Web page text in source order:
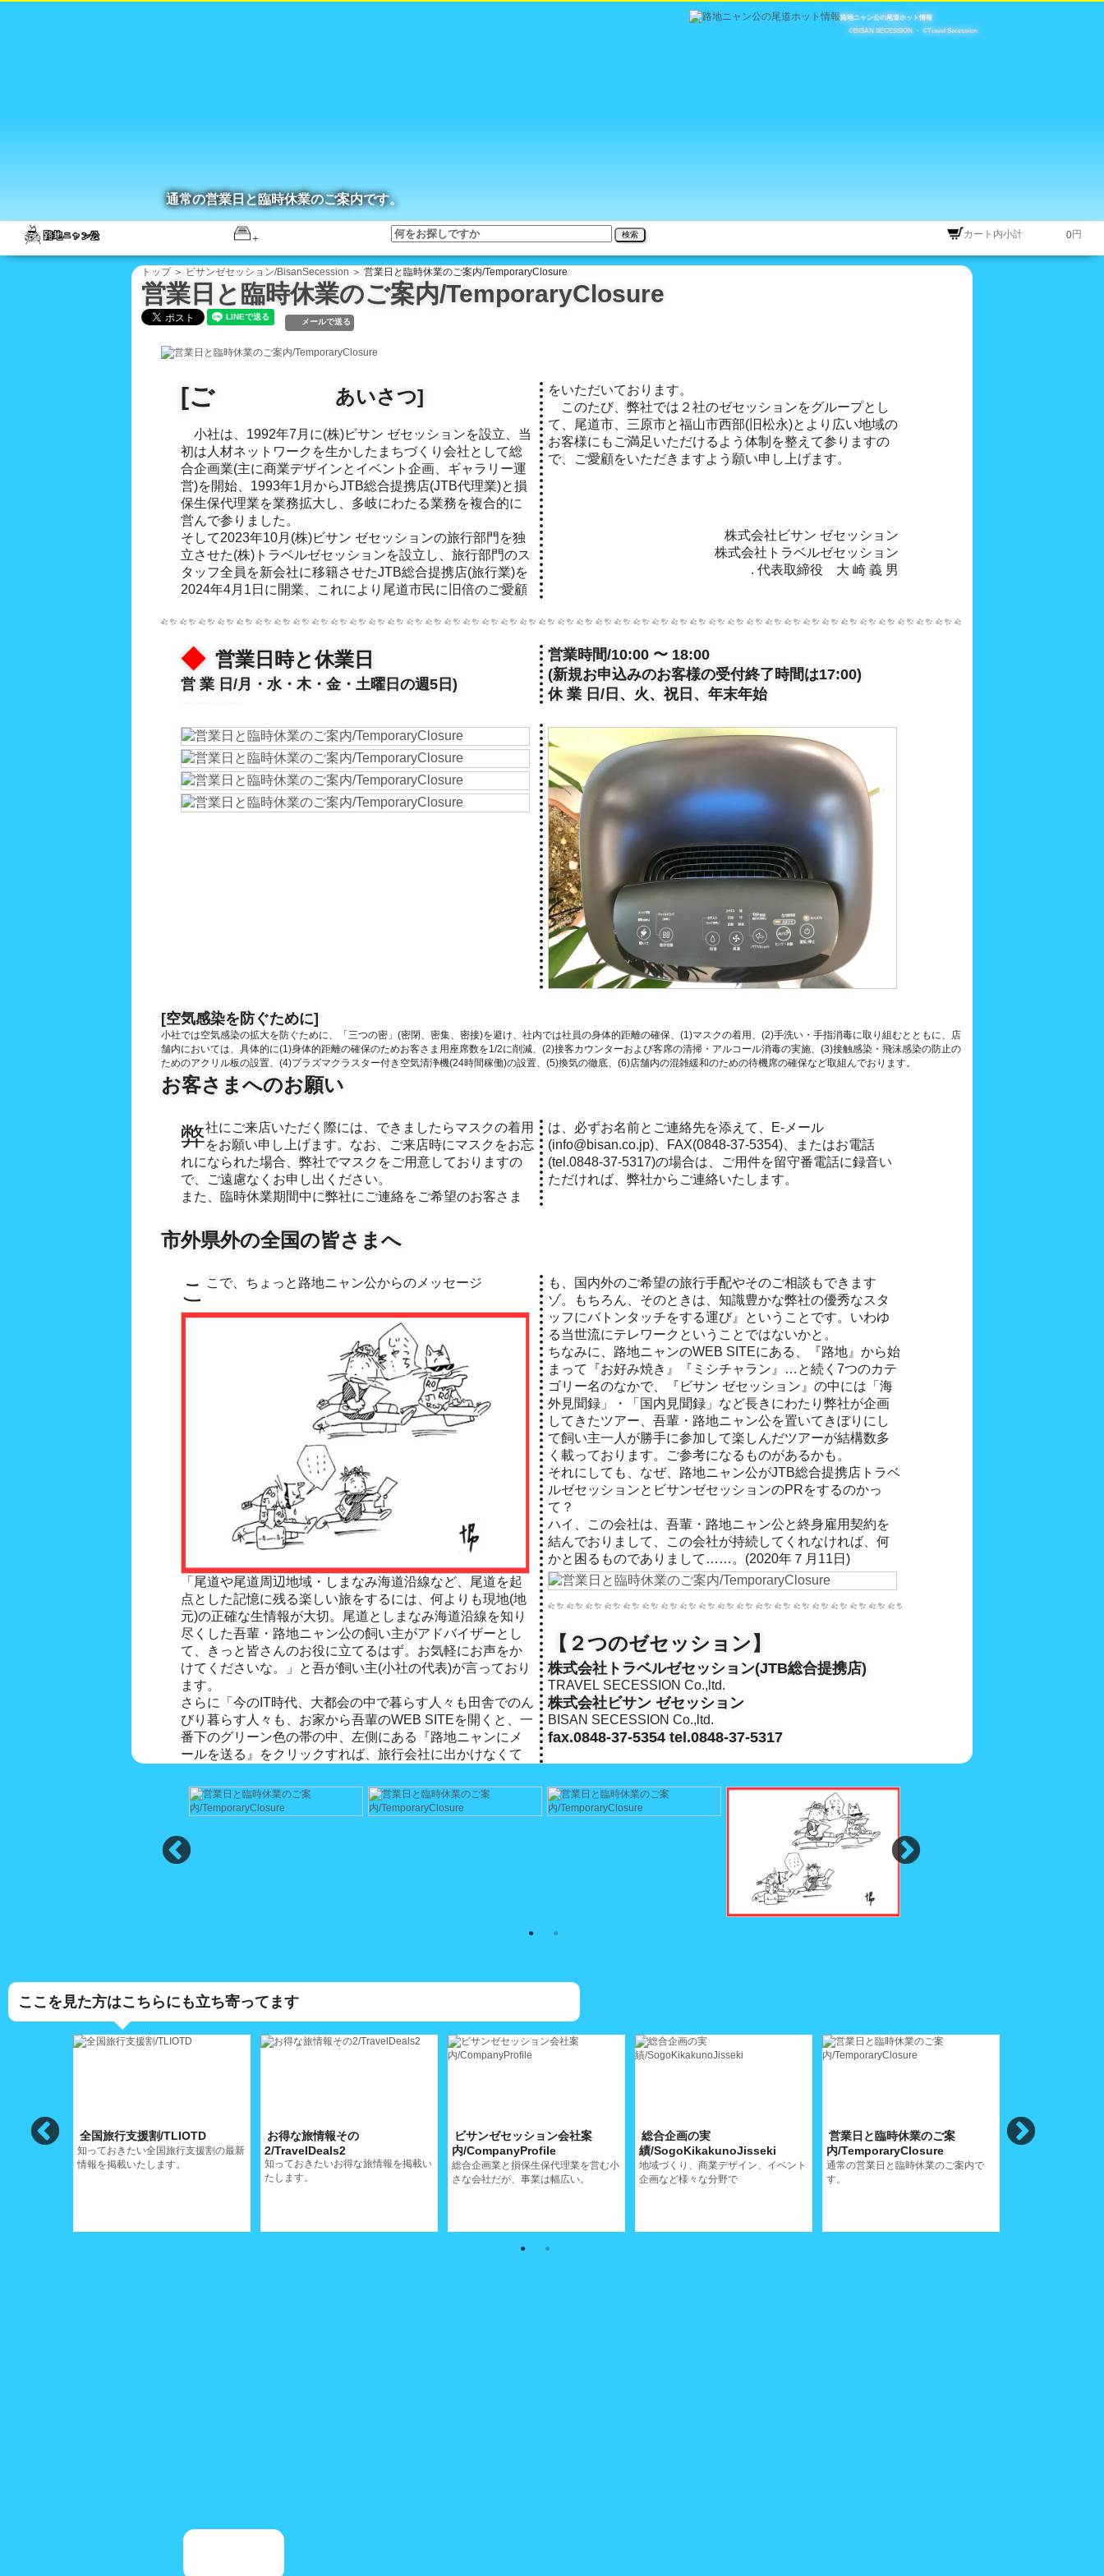
路地ニャン公の尾道ホット情報
©BISAN SECESSION
・ ©Travel Secession
検索 カート内小計 円
通常の営業日と臨時休業のご案内です。
トップ＞ ビサンゼセッション/BisanSecession ＞ 営業日と臨時休業のご案内/TemporaryClosure
営業日と臨時休業のご案内/TemporaryClosure
メールで送る
[ご あいさつ]
小社は、1992年7月に(株)ビサン ゼセッションを設立、当
初は人材ネットワークを生かしたまちづくり会社として総
合企画業(主に商業デザインとイベント企画、ギャラリー運
営)を開始、1993年1月からJTB総合提携店(JTB代理業)と損
保生保代理業を業務拡大し、多岐にわたる業務を複合的に
営んで参りました。
そして2023年10月(株)ビサン ゼセッションの旅行部門を独
立させた(株)トラベルゼセッションを設立し、旅行部門のス
タッフ全員を新会社に移籍させたJTB総合提携店(旅行業)を
2024年4月1日に開業、これにより尾道市民に旧倍のご愛顧
をいただいております。
このたび、弊社では２社のゼセッションをグループとし
て、尾道市、三原市と福山市西部(旧松永)とより広い地域の
お客様にもご満足いただけるよう体制を整えて参りますの
で、ご愛顧をいただきますよう願い申し上げます。
株式会社ビサン ゼセッション
株式会社トラベルゼセッション
. 代表取締役 大 崎 義 男
◆ 営業日時と休業日
営 業 日/月・水・木・金・土曜日の週5日)
営業時間/10:00 〜 18:00
(新規お申込みのお客様の受付終了時間は17:00)
休 業 日/日、火、祝日、年末年始
[空気感染を防ぐために]
小社では空気感染の拡大を防ぐために、「三つの密」(密閉、密集、密接)を避け、社内では社員の身体的距離の確保、(1)マスクの着用、(2)手洗い・手指消毒に取り組むとともに、店
舗内においては、具体的に(1)身体的距離の確保のためお客さま用座席数を1/2に削減、(2)接客カウンターおよび客席の清掃・アルコール消毒の実施、(3)接触感染・飛沫感染の防止の
ためのアクリル板の設置、(4)プラズマクラスター付き空気清浄機(24時間稼働)の設置、(5)換気の徹底、(6)店舗内の混雑緩和のための待機席の確保など取組んでおります。
お客さまへのお願い
弊社にご来店いただく際には、できましたらマスクの着用をお願い申し上げます。なお、ご来店時にマスクをお忘
れになられた場合、弊社でマスクをご用意しておりますの
で、ご遠慮なくお申し出ください。
また、臨時休業期間中に弊社にご連絡をご希望のお客さま
は、必ずお名前とご連絡先を添えて、E-メール
(info@bisan.co.jp)、FAX(0848-37-5354)、またはお電話
(tel.0848-37-5317)の場合は、ご用件を留守番電話に録音い
ただければ、弊社からご連絡いたします。
市外県外の全国の皆さまへ
ここで、ちょっと路地ニャン公からのメッセージ
「尾道や尾道周辺地域・しまなみ海道沿線など、尾道を起
点とした記憶に残る楽しい旅をするには、何よりも現地(地
元)の正確な生情報が大切。尾道としまなみ海道沿線を知り
尽くした吾輩・路地ニャン公の飼い主がアドバイザーとし
て、きっと皆さんのお役に立てるはず。お気軽にお声をか
けてくださいな。」と吾が飼い主(小社の代表)が言っており
ます。
さらに「今のIT時代、大都会の中で暮らす人々も田舎でのん
びり暮らす人々も、お家から吾輩のWEB SITEを開くと、一
番下のグリーン色の帯の中、左側にある『路地ニャンにメ
ールを送る』をクリックすれば、旅行会社に出かけなくて
も、国内外のご希望の旅行手配やそのご相談もできます
ゾ。もちろん、そのときは、知識豊かな弊社の優秀なスタ
ッフにバトンタッチをする運び』ということです。いわゆ
る当世流にテレワークということではないかと。
ちなみに、路地ニャンのWEB SITEにある、『路地』から始
まって『お好み焼き』『ミシチャラン』…と続く7つのカテ
ゴリー名のなかで、『ビサン ゼセッション』の中には「海
外見聞録」・「国内見聞録」など長きにわたり弊社が企画
してきたツアー、吾輩・路地ニャン公を置いてきぼりにし
て飼い主一人が勝手に参加して楽しんだツアーが結構数多
く載っております。ご参考になるものがあるかも。
それにしても、なぜ、路地ニャン公がJTB総合提携店トラベ
ルゼセッションとビサンゼセッションのPRをするのかっ
て？
ハイ、この会社は、吾輩・路地ニャン公と終身雇用契約を
結んでおりまして、この会社が持続してくれなければ、何
かと困るものでありまして……。(2020年７月11日)
【２つのゼセッション】
株式会社トラベルゼセッション(JTB総合提携店)
TRAVEL SECESSION Co.,ltd.
株式会社ビサン ゼセッション
BISAN SECESSION Co.,ltd.
fax.0848-37-5354 tel.0848-37-5317
ここを見た方はこちらにも立ち寄ってます
全国旅行支援割/TLIOTD
知っておきたい全国旅行支援割の最新
情報を掲載いたします。
お得な旅情報その
2/TravelDeals2
知っておきたいお得な旅情報を掲載い
たします。
ビサンゼセッション会社案
内/CompanyProfile
総合企画業と損保生保代理業を営む小
さな会社だが、事業は幅広い。
総合企画の実
績/SogoKikakunoJisseki
地域づくり、商業デザイン、イベント
企画など様々な分野で
営業日と臨時休業のご案
内/TemporaryClosure
通常の営業日と臨時休業のご案内で
す。
プライバシーポ